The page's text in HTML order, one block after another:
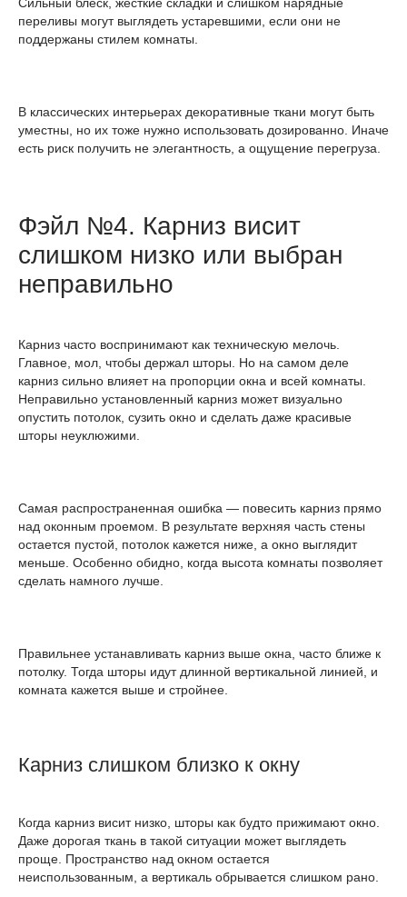
переливы могут выглядеть устаревшими, если они не
поддержаны стилем комнаты.
В классических интерьерах декоративные ткани могут быть
уместны, но их тоже нужно использовать дозированно. Иначе
есть риск получить не элегантность, а ощущение перегруза.
Фэйл №4. Карниз висит
слишком низко или выбран
неправильно
Карниз часто воспринимают как техническую мелочь.
Главное, мол, чтобы держал шторы. Но на самом деле
карниз сильно влияет на пропорции окна и всей комнаты.
Неправильно установленный карниз может визуально
опустить потолок, сузить окно и сделать даже красивые
шторы неуклюжими.
Самая распространенная ошибка — повесить карниз прямо
над оконным проемом. В результате верхняя часть стены
остается пустой, потолок кажется ниже, а окно выглядит
меньше. Особенно обидно, когда высота комнаты позволяет
сделать намного лучше.
Правильнее устанавливать карниз выше окна, часто ближе к
потолку. Тогда шторы идут длинной вертикальной линией, и
комната кажется выше и стройнее.
Карниз слишком близко к окну
Когда карниз висит низко, шторы как будто прижимают окно.
Даже дорогая ткань в такой ситуации может выглядеть
проще. Пространство над окном остается
неиспользованным, а вертикаль обрывается слишком рано.